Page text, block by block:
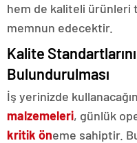
hem de kaliteli ürünleri
memnun edecektir.
Kalite
Bulundurulması
İş yerinizde
malzemeleri, günlük
kritik öneme sahiptir.